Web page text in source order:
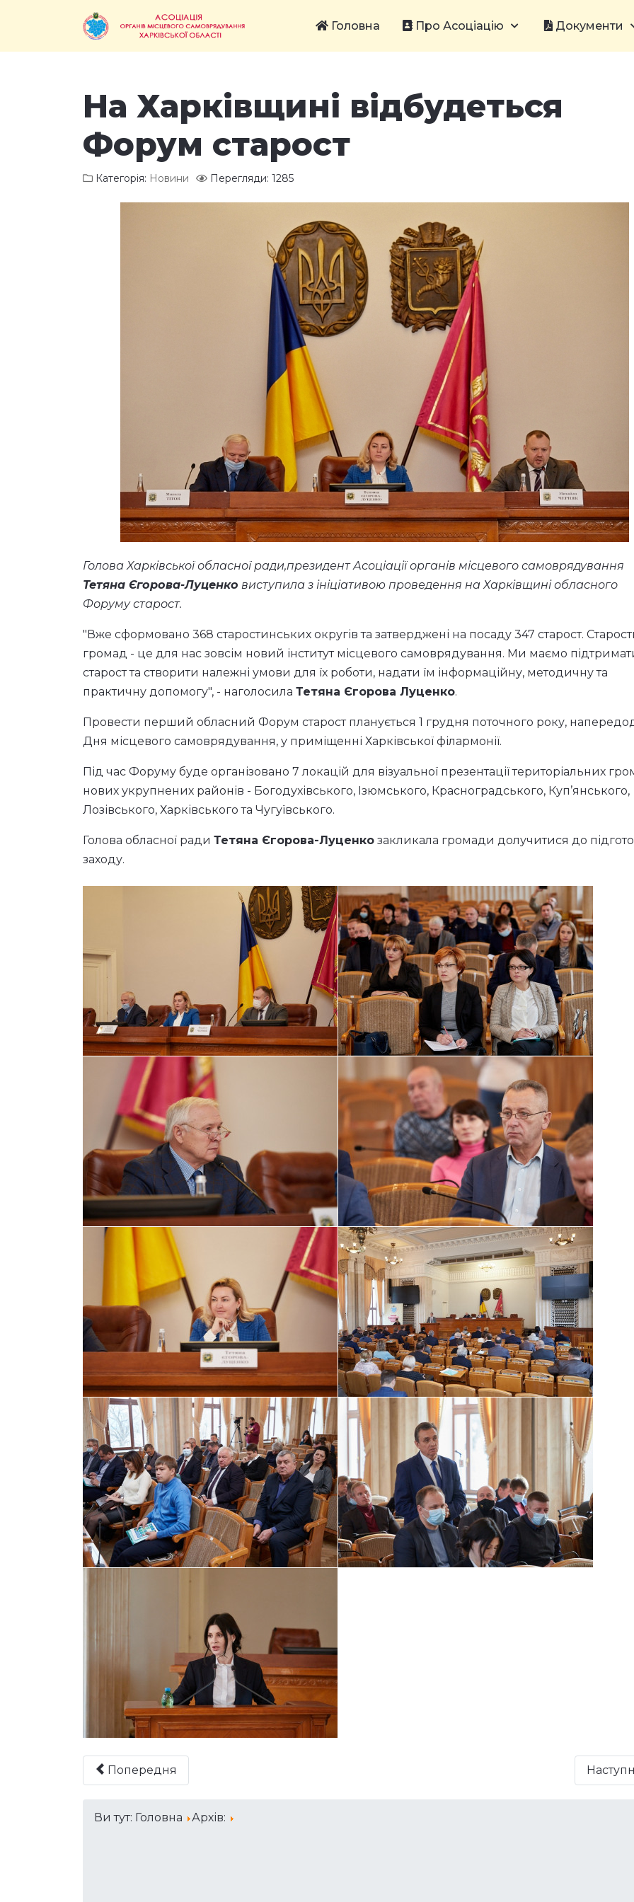
Головна Про Асоціацію Документи
На Харківщині відбудеться
Форум старост
Категорія: Новини Перегляди: 1285
Голова Харківської обласної ради,президент Асоціації органів місцевого самоврядування
Тетяна Єгорова-Луценко виступила з ініціативою проведення на Харківщині обласного
Форуму старост.
"Вже сформовано 368 старостинських округів та затверджені на посаду 347 старост.
громад - це для нас зовсім новий інститут місцевого самоврядування. Ми маємо
старост та створити належні умови для їх роботи, надати їм інформаційну, методичну та
практичну допомогу", - наголосила Тетяна Єгорова Луценко.
Провести перший обласний Форум старост планується 1 грудня поточного року,
Дня місцевого самоврядування, у приміщенні Харківської філармонії.
Під час Форуму буде організовано 7 локацій для візуальної презентації територіальних
нових укрупнених районів - Богодухівського, Ізюмського, Красноградського, Куп’янського,
Лозівського, Харківського та Чугуївського.
Голова обласної ради Тетяна Єгорова-Луценко закликала громади долучитися до
заходу.
Попередня
Ви тут: Головна Архів: